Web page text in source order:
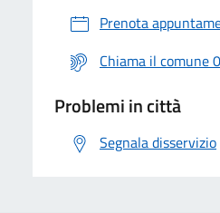
Prenota
Chiama il comune
Problemi in città
Segnala disservizio